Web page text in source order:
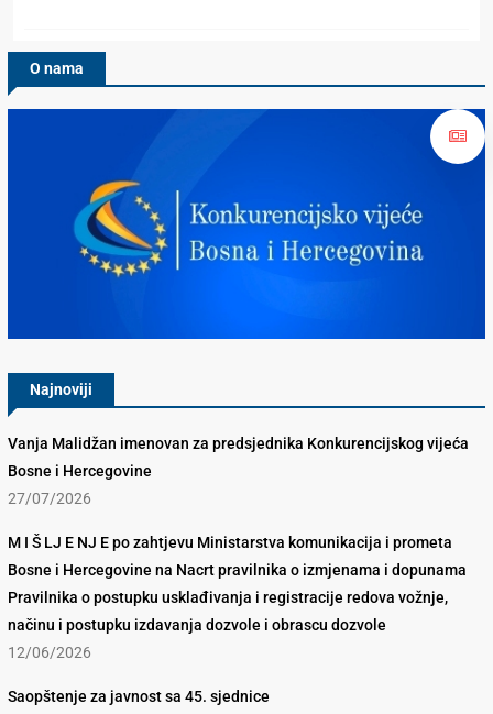
O nama
Najnoviji
Vanja Malidžan imenovan za predsjednika Konkurencijskog vijeća
Bosne i Hercegovine
27/07/2026
M I Š LJ E NJ E po zahtjevu Ministarstva komunikacija i prometa
Bosne i Hercegovine na Nacrt pravilnika o izmjenama i dopunama
Pravilnika o postupku usklađivanja i registracije redova vožnje,
načinu i postupku izdavanja dozvole i obrascu dozvole
12/06/2026
Saopštenje za javnost sa 45. sjednice